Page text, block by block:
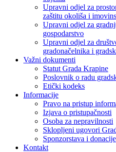
Upravni odjel za
zaštitu okoliša i
Upravni odjel za
gospodarstvo
Upravni odjel za
gradonačelnika i
Važni dokumenti
Statut Grada Krapine
Poslovnik o radu
Etički kodeks
Informacije
Pravo na pristup
Izjava o pristupačnosti
Osoba za nepravilnosti
Sklopljeni ugovori
Sponzorstava i donacije
Kontakt